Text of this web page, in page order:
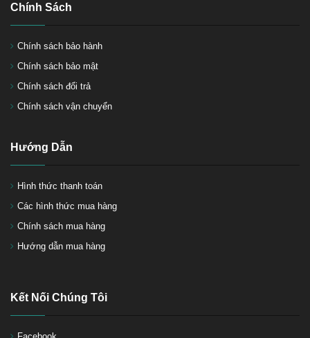
Chính Sách
Chính sách bảo hành
Chính sách bảo mật
Chính sách đổi trả
Chính sách vận chuyển
Hướng Dẫn
Hình thức thanh toán
Các hình thức mua hàng
Chính sách mua hàng
Hướng dẫn mua hàng
Kết Nối Chúng Tôi